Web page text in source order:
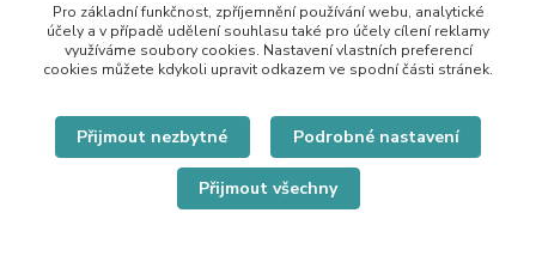
Pro základní funkčnost, zpříjemnění používání webu, analytické
účely a v případě udělení souhlasu také pro účely cílení reklamy
využíváme soubory cookies. Nastavení vlastních preferencí
cookies můžete kdykoli upravit odkazem ve spodní části stránek.
Přijmout nezbytné Podrobné nastavení
Přijmout všechny